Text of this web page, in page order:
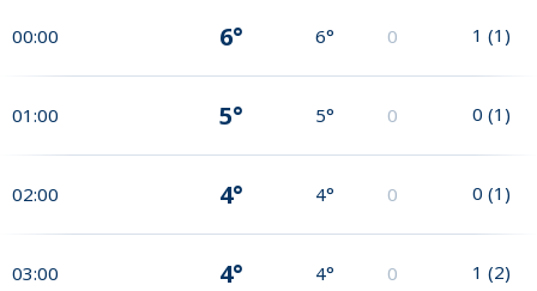
00:00 6° 6° 0 1 (1)
01:00 5° 5° 0 0 (1)
02:00 4° 4° 0 0 (1)
03:00 4° 4° 0 1 (2)